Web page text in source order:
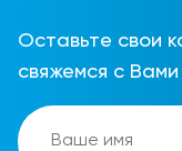
Оставьте свои
свяжемся с Вами